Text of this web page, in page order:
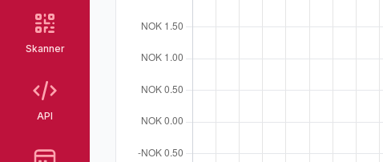
Skanner
API